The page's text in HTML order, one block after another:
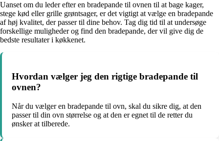
Uanset om du leder efter en bradepande til ovnen til at bage kager,
stege kød eller grille grøntsager, er det vigtigt at vælge en bradepande
af høj kvalitet, der passer til dine behov. Tag dig tid til at undersøge
forskellige muligheder og find den bradepande, der vil give dig de
bedste resultater i køkkenet.
Hvordan vælger jeg den rigtige bradepande til
ovnen?
Når du vælger en bradepande til ovn, skal du sikre dig, at den
passer til din ovn størrelse og at den er egnet til de retter du
ønsker at tilberede.